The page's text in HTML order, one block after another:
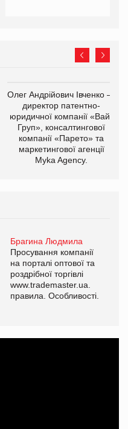
Олег Андрійович Івченко —
директор патентно-
юридичної компанії «Вайз
Груп», консалтингової
компанії «Парето» та
маркетингової агенції
Myka Agency.
Брагина Людмила
Просування компанії
на порталі оптової та
роздрібної торгівлі
www.trademaster.ua.
правила. Особливості.